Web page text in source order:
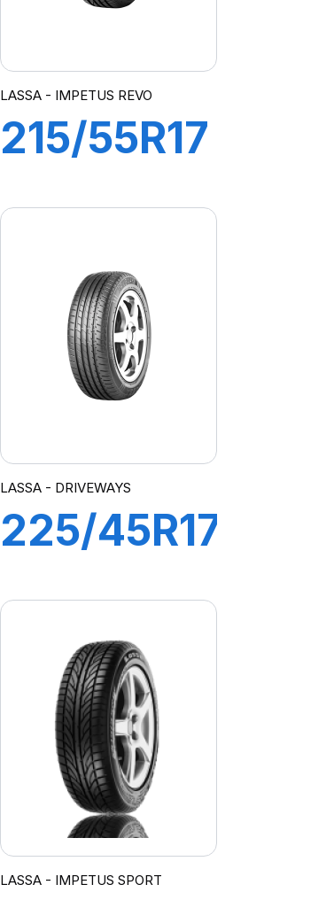
LASSA - IMPETUS REVO
215/55R17
REVO
LASSA - DRIVEWAYS
225/45R17
DRIVEWAYS
SPORT +
LASSA - IMPETUS SPORT